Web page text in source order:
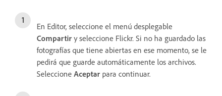
En Editor, seleccione el menú desplegable
Compartir y seleccione Flickr. Si no ha guardado las
fotografías que tiene abiertas en ese momento, se le
pedirá que guarde automáticamente los archivos.
Seleccione Aceptar para continuar.